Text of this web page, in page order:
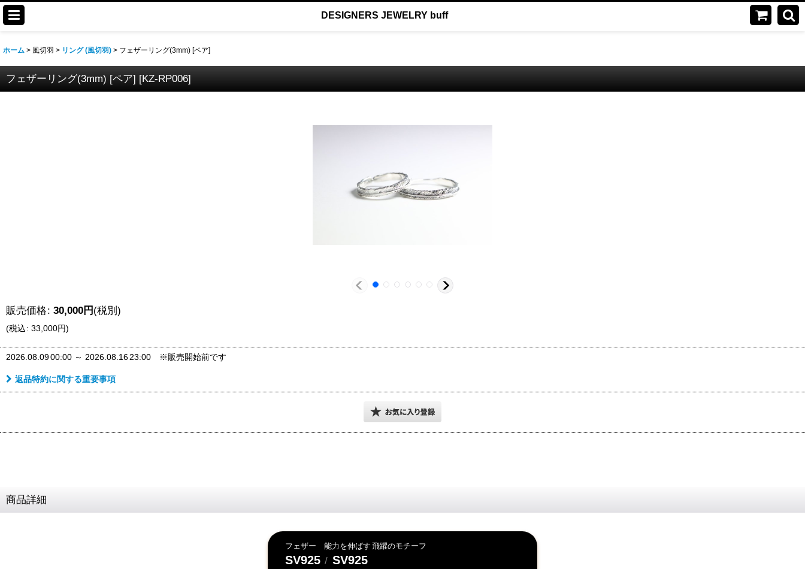
DESIGNERS JEWELRY buff
ホーム > 風切羽 > リング (風切羽) > フェザーリング(3mm) [ペア]
フェザーリング(3mm) [ペア] [KZ-RP006]
販売価格: 30,000円 (税別)
(税込: 33,000円)
2026.08.0900:00 ～ 2026.08.1623:00 ※販売開始前です
返品特約に関する重要事項
商品詳細
フェザー 能力を伸ばす 飛躍のモチーフ
SV925 / SV925